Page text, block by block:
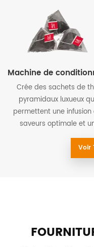
Crée des sachets de
pyramidaux luxueux
permettent une infusion
saveurs optimale et
plaisir visuel.
Voir